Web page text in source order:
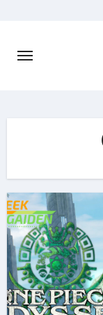
contenido